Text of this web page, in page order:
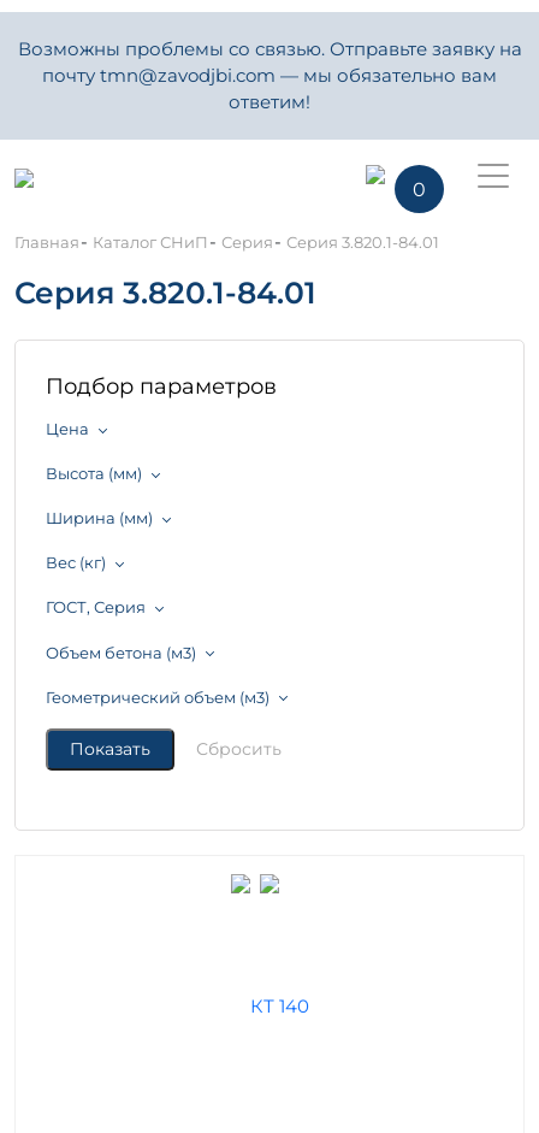
Возможны проблемы со связью. Отправьте заявку на
почту tmn@zavodjbi.com — мы обязательно вам
ответим!
0
Главная- Каталог СНиП - Серия- Серия 3.820.1-84.01
Серия 3.820.1-84.01
Подбор параметров
Цена
Высота (мм)
Ширина (мм)
Вес (кг)
ГОСТ, Серия
Объем бетона (м3)
Геометрический объем (м3)